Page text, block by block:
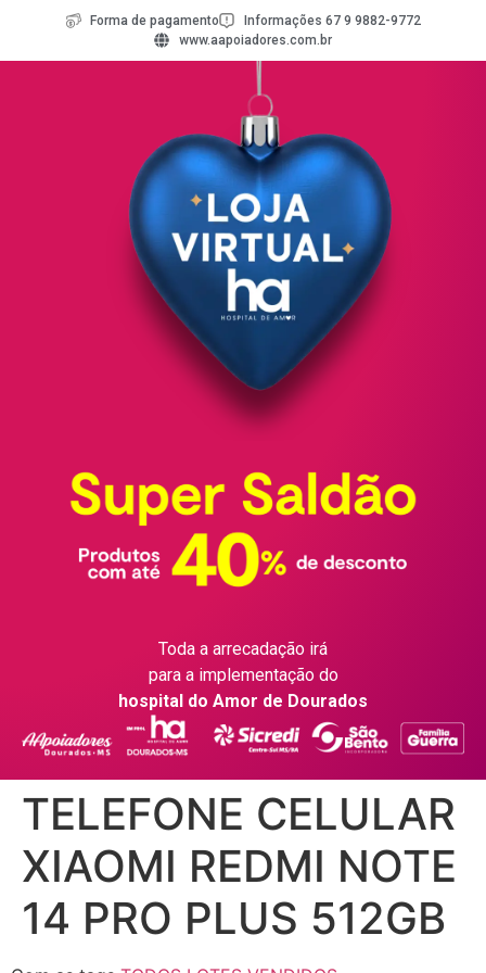
Forma de pagamento
Informações 67 9 9882-9772
www.aapoiadores.com.br
Toda a arrecadação irá
para a implementação do
hospital do Amor de Dourados
TELEFONE CELULAR
XIAOMI REDMI NOTE
14 PRO PLUS 512GB